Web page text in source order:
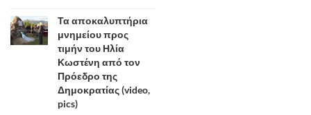
Τα αποκαλυπτήρια
μνημείου προς
τιμήν του Ηλία
Κωστένη από τον
Πρόεδρο της
Δημοκρατίας (video,
pics)